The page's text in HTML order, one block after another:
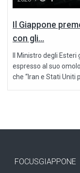
Il Giappone
con gli...
Il Ministro degli Esteri
espresso al suo
che “Iran e Stati Uniti
FOCUSGIAPPONE